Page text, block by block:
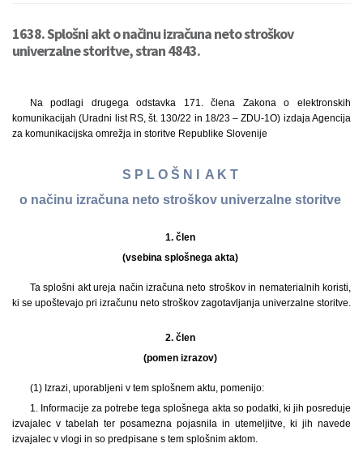
1638. Splošni akt o načinu izračuna neto stroškov
univerzalne storitve, stran 4843.
Na podlagi drugega odstavka 171. člena Zakona o elektronskih
komunikacijah (Uradni list RS, št. 130/22 in 18/23 – ZDU-1O) izdaja Agencija
za komunikacijska omrežja in storitve Republike Slovenije
S P L O Š N I A K T
o načinu izračuna neto stroškov univerzalne storitve
1. člen
(vsebina splošnega akta)
Ta splošni akt ureja način izračuna neto stroškov in nematerialnih koristi,
ki se upoštevajo pri izračunu neto stroškov zagotavljanja univerzalne storitve.
2. člen
(pomen izrazov)
(1) Izrazi, uporabljeni v tem splošnem aktu, pomenijo:
1. Informacije za potrebe tega splošnega akta so podatki, ki jih posreduje
izvajalec v tabelah ter posamezna pojasnila in utemeljitve, ki jih navede
izvajalec v vlogi in so predpisane s tem splošnim aktom.